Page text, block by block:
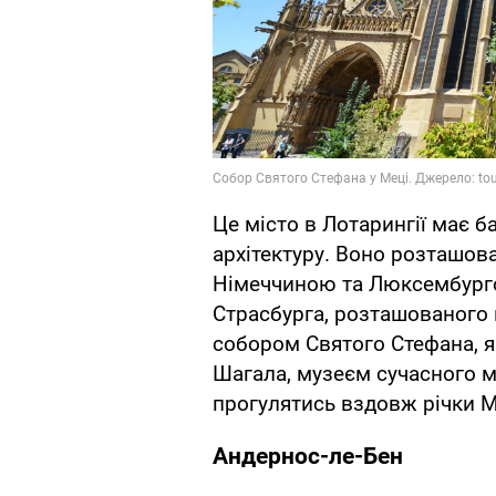
Це місто в Лотарингії має
архітектуру. Воно
Німеччиною та
Страсбурга,
собором Святого Стефана,
Шагала, музеєм сучасного
прогулятись вздовж річки
Андернос-ле-Бен